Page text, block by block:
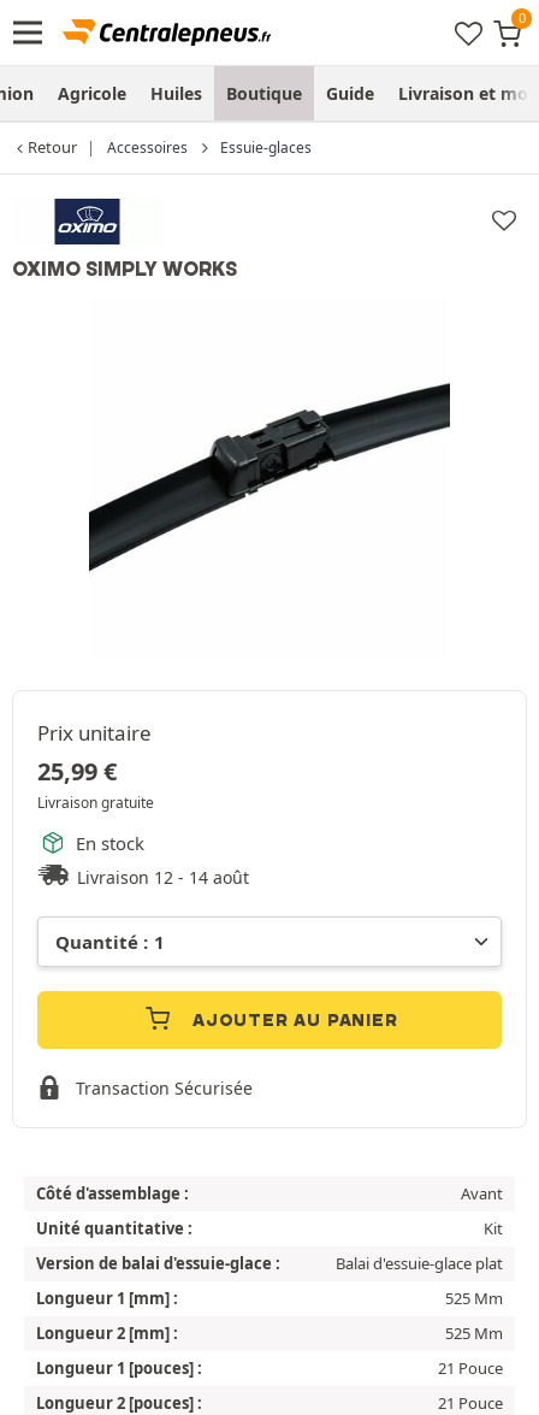
Agricole Huiles Boutique Guide Livraison et
Retour Accessoires Essuie-glaces
OXIMO SIMPLY WORKS
Prix unitaire
25,99€
Livraison gratuite
En stock
Livraison 12 - 14 août
AJOUTER AU PANIER
Transaction Sécurisée
Côté d'assemblage :
Avant
Unité quantitative :
Kit
Version de balai d'essuie-glace :
Balai d'essuie-glace plat
Longueur 1 [mm] :
525 Mm
Longueur 2 [mm] :
525 Mm
Longueur 1 [pouces] :
21 Pouce
Longueur 2 [pouces] :
21 Pouce